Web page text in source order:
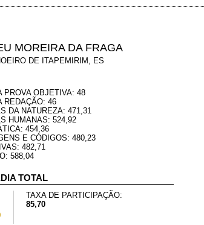
MOREIRA DA FRAGA
DE ITAPEMIRIM, ES
PROVA OBJETIVA: 48
REDAÇÃO: 46
DA NATUREZA: 471,31
HUMANAS: 524,92
454,36
E CÓDIGOS: 480,23
482,71
588,04
TOTAL
TAXA DE PARTICIPAÇÃO:
85,70